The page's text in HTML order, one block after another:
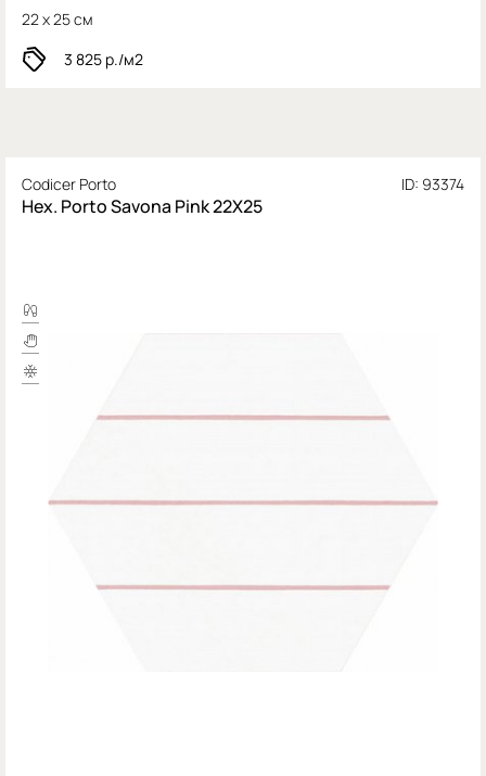
22 x 25 см
3 825 р./м2
Codicer Porto ID: 93374
Hex. Porto Savona Pink 22X25